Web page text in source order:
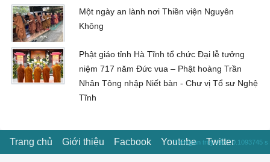
Một ngày an lành nơi Thiền viện Nguyên
Không
Phật giáo tỉnh Hà Tĩnh tổ chức Đại lễ tưởng
niệm 717 năm Đức vua – Phật hoàng Trần
Nhân Tông nhập Niết bàn - Chư vị Tổ sư Nghệ
Tĩnh
Trang chủ Giới thiệu Facbook Youtube Twitter
Thời gian truy vấn : 0.1093745 s